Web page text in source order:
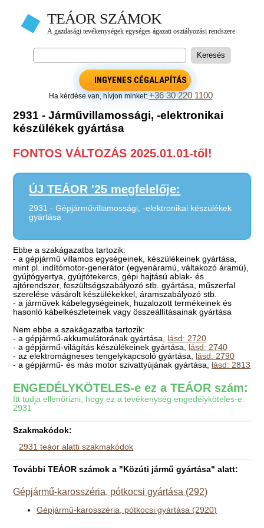
INGYENES CÉGALAPÍTÁS
Ha kérdése van, hívjon minket:+36 30 220 1100
2931 - Járművillamossági, -elektronikai
készülékek gyártása
FONTOS VÁLTOZÁS 2025.01.01-től!
ÚJ TEÁOR '25 megfelelője:
2931 - Gépjárművillamossági, -elektronikai készülékek
gyártása
Ebbe a szakágazatba tartozik:
- a gépjármű villamos egységeinek, készülékeinek gyártása,
mint pl. indítómotor-generátor (egyenáramú, váltakozó áramú),
gyújtógyertya, gyújtótekercs, gépi hajtású ablak- és
ajtórendszer, feszültségszabályozó stb. gyártása, műszerfal
szerelése vásárolt készülékekkel, áramszabályozó stb.
- a járművek kábelegységeinek, huzalozott termékeinek és
hasonló kábelkészleteinek vagy összeállításainak gyártása
Nem ebbe a szakágazatba tartozik:
- a gépjármű-akkumulátorának gyártása, lásd: 2720
- a gépjármű-világítás készülékeinek gyártása, lásd: 2740
- az elektromágneses tengelykapcsoló gyártása, lásd: 2790
- a gépjármű- és más motor szivattyújának gyártása, lásd: 2813
ENGEDÉLYKÖTELES-e ez a TEÁOR szám:
Itt tudja ellenőrizni, hogy ez a tevékenység engedélyköteles-e:
2931
Szakmakódok:
2931 teáor alatti szakmakódok
További TEÁOR számok a "Közúti jármű gyártása" alatt:
Gépjármű-karosszéria, pótkocsi gyártása (292)
Gépjármű-karosszéria, pótkocsi gyártása (2920)